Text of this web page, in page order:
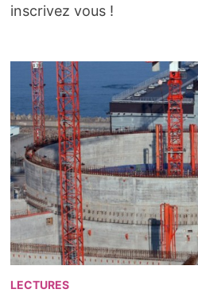
inscrivez vous !
LECTURES